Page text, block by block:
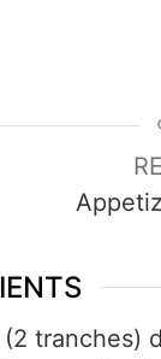
(2 tranches)